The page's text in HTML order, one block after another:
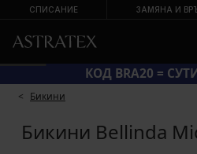
СПИСАНИЕ ЗАМЯНА И
КОД BRA20 =
Бикини
Бикини Bellinda